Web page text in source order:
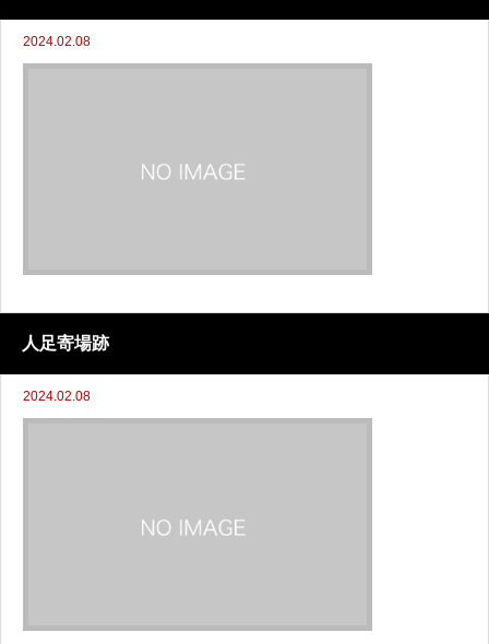
2024.02.08
人足寄場跡
2024.02.08